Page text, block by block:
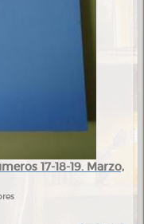
17-18-19. Marzo,